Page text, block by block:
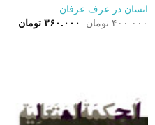
انسان در عرف عرفان
۴۰۰.۰۰۰ تومان
قیمت
۳۶۰.۰۰۰ تومانقیمت